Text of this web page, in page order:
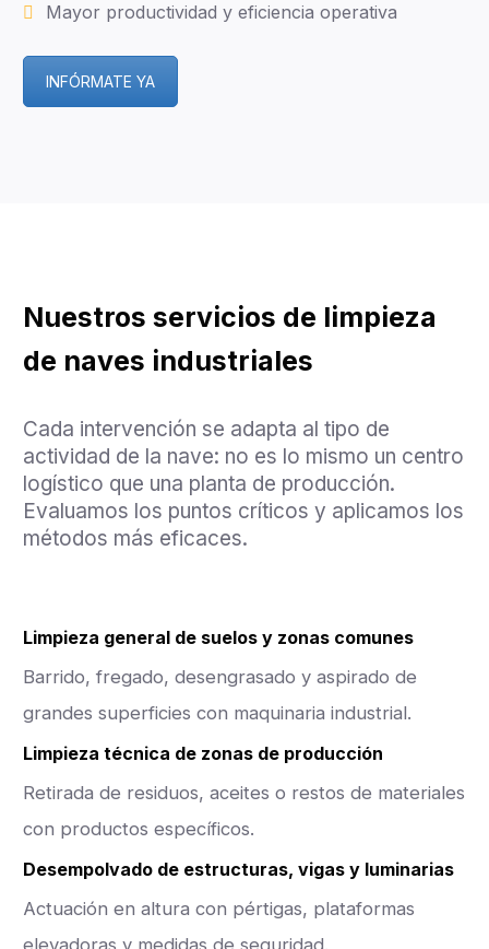
Mayor productividad y eficiencia operativa
INFÓRMATE YA
Nuestros servicios de limpieza
de naves industriales
Cada intervención se adapta al tipo de
actividad de la nave: no es lo mismo un centro
logístico que una planta de producción.
Evaluamos los puntos críticos y aplicamos los
métodos más eficaces.
Limpieza general de suelos y zonas comunes
Barrido, fregado, desengrasado y aspirado de
grandes superficies con maquinaria industrial.
Limpieza técnica de zonas de producción
Retirada de residuos, aceites o restos de materiales
con productos específicos.
Desempolvado de estructuras, vigas y luminarias
Actuación en altura con pértigas, plataformas